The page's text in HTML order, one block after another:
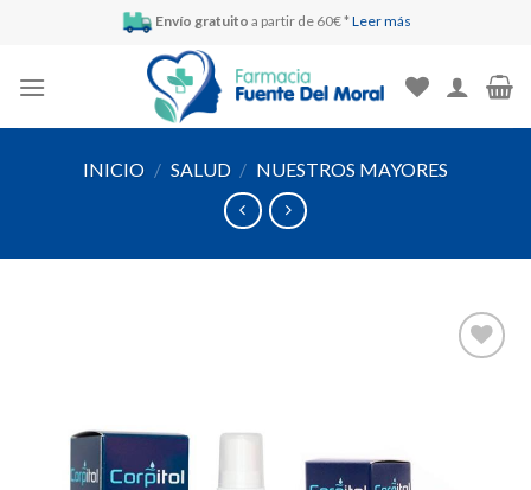
Envío gratuito a partir de 60€ * Leer más
INICIO / SALUD / NUESTROS MAYORES